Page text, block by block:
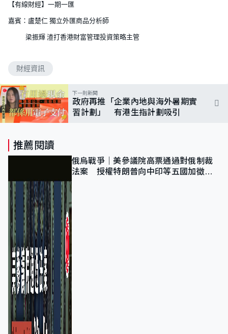
【有線財經】一期一匯
嘉賓：盧楚仁 獨立外匯商品分析師
梁振輝 渣打香港財富管理投資策略主管
財經資訊
下一則新聞
政府再推「企業內地與海外暑期實
習計劃」 有港生指計劃吸引
推薦閱讀
俄烏戰爭｜美參議院高票通過對俄制裁
法案 授權特朗普向中印等五國加徵
100%關稅